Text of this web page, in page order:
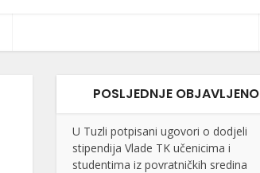
POSLJEDNJE OBJAVLJENO
U Tuzli potpisani ugovori o dodjeli
stipendija Vlade TK učenicima i
studentima iz povratničkih sredina